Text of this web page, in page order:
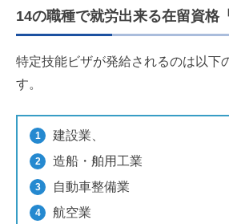
14の職種で就労出来る在留資格
特定技能ビザが発給されるのは以下
す。
建設業、
造船・舶用工業
自動車整備業
航空業